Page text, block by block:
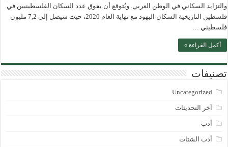
والتزايد السكاني في الوطن العربي. ويُتوقع أن يفوق عدد السكان الفلسطينيين في
فلسطين التاريخية السكان اليهود مع نهاية العام 2020، حيث سيصل إلى 7,2 مليون
فلسطيني …
أكمل القراءة »
تصنيفات
Uncategorized
آخر التحديثات
أدب
أدب الشتات